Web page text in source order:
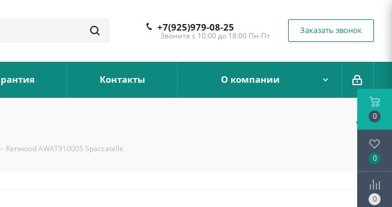
+7(925)979-08-25
Звоните с 10:00 до 18:00 Пн-Пт
Заказать звонок
Контакты О компании
- Kenwood AWAT910005 Spaccatelle
0
0
0